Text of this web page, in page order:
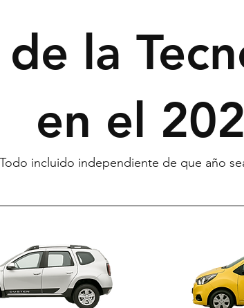
la
en el
Todo incluido independiente de que año